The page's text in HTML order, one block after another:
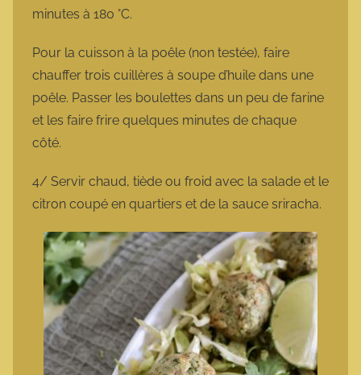
minutes à 180 °C.
Pour la cuisson à la poêle (non testée), faire
chauffer trois cuillères à soupe d’huile dans une
poêle. Passer les boulettes dans un peu de farine
et les faire frire quelques minutes de chaque
côté.
4/ Servir chaud, tiède ou froid avec la salade et le
citron coupé en quartiers et de la sauce sriracha.